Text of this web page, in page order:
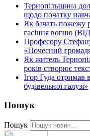
Тернопільщина
щодо початку
Як бачать пожежу
гасіння вогню
Професору
«Почесний
Як житель
років створює
Ігор Гуда отримав
будівельної галузі»
Пошук
Пошук